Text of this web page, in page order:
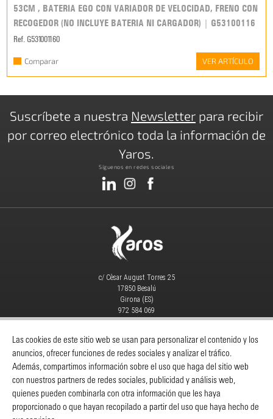
Las cookies de este sitio web se usan para personalizar el contenido y los
anuncios, ofrecer funciones de redes sociales y analizar el tráfico.
Además, compartimos información sobre el uso que haga del sitio web
con nuestros partners de redes sociales, publicidad y análisis web,
quienes pueden combinarla con otra información que les haya
proporcionado o que hayan recopilado a partir del uso que haya hecho de
53CM , BATERIA EGO CON VARIADOR DE VELOCIDAD, FRENO CON
RECOGEDOR (NO INCLUYE BATERIA NI CARGADOR) | G53100116
Ref. G531001160
Comparar VER ARTÍCULO
Suscríbete a nuestra Newsletter para recibir
por correo electrónico toda la información de
Yaros.
Síguenos en redes sociales
c/ Cèsar August Torres 25
17850 Besalú
Girona (ES)
972 584 069
MAQUINARIA|CONSUMIBLES|
Catálogos-Despieces Y Manuales-
Servicio Técnico-Noticias-Contacto
INFORMACIÓN